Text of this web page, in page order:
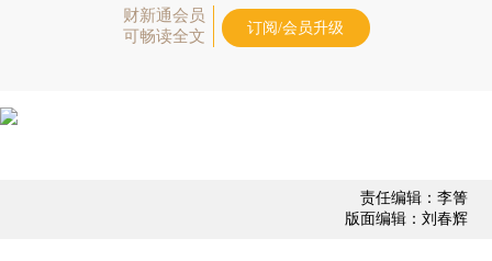
财新通会员
可畅读全文
订阅/会员升级
责任编辑：李箐
版面编辑：刘春辉